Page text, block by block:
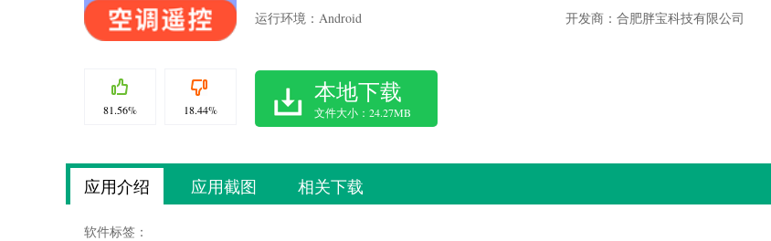
81.56% 18.44%
运行环境：Android
开发商：合肥胖宝科技有限公司
本地下载
文件大小：24.27MB
应用介绍 应用截图 相关下载
软件标签：